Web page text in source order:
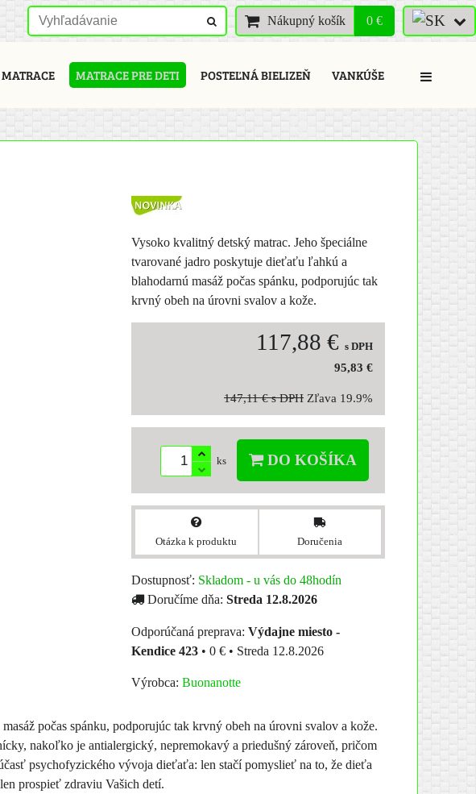
Nákupný košík 0 €
MATRACE PRE DETI POSTEĽNÁ BIELIZEŇ VANKÚŠE
Vysoko kvalitný detský matrac. Jeho špeciálne
tvarované jadro poskytuje dieťaťu ľahkú a
blahodarnú masáž počas spánku, podporujúc tak
krvný obeh na úrovni svalov a kože.
117,88 € s DPH
95,83 €
147,11 € s DPH Zľava 19.9%
ks DO KOŠÍKA
Otázka k produktu Doručenia
Dostupnosť: Skladom - u vás do 48hodín
Doručíme dňa: Streda 12.8.2026
Výdajne miesto -
Kendice 423 • 0 € • Streda 12.8.2026
Výrobca: Buonanotte
počas spánku, podporujúc tak krvný obeh na úrovni svalov a kože.
nakoľko je antialergický, nepremokavý a priedušný zároveň, pričom
psychofyzického vývoja dieťaťa: len stačí pomyslieť na to, že dieťa
prospieť zdraviu Vašich detí.